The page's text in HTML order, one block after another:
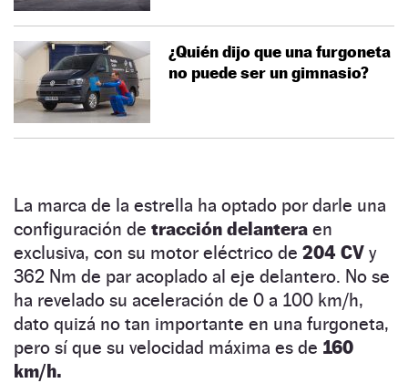
¿Quién dijo que una furgoneta
no puede ser un gimnasio?
La marca de la estrella ha optado por darle una
configuración de tracción delantera en
exclusiva, con su motor eléctrico de 204 CV y
362 Nm de par acoplado al eje delantero. No se
ha revelado su aceleración de 0 a 100 km/h,
dato quizá no tan importante en una furgoneta,
pero sí que su velocidad máxima es de 160
km/h.